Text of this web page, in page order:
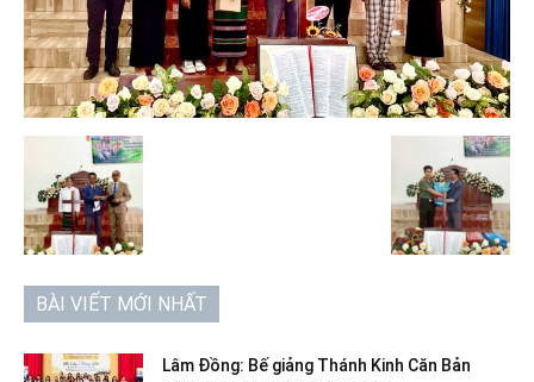
BÀI VIẾT MỚI NHẤT
Lâm Đồng: Bế giảng Thánh Kinh Căn Bản